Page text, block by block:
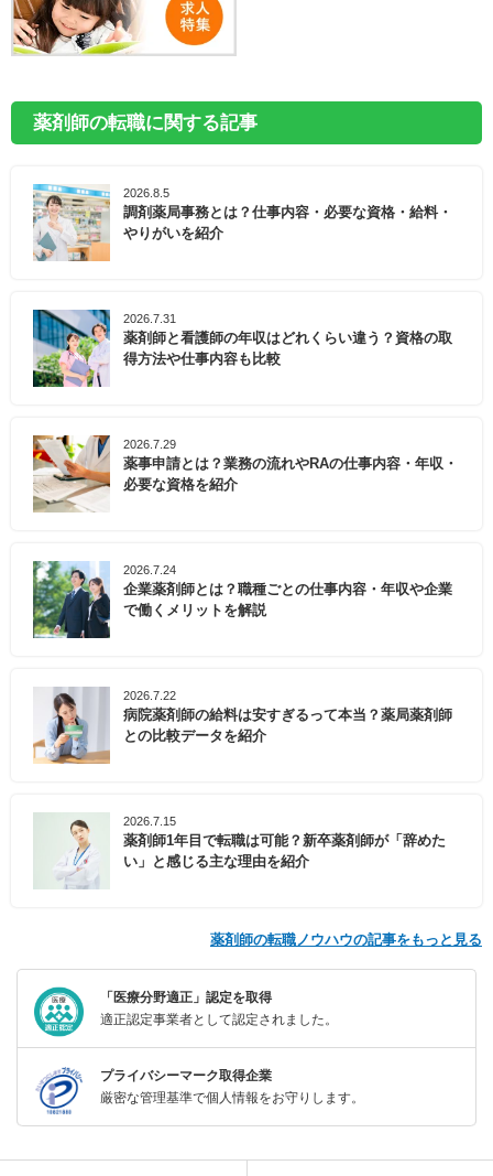
薬剤師の転職に関する記事
2026.8.5
調剤薬局事務とは？仕事内容・必要な資格・給料・
やりがいを紹介
2026.7.31
薬剤師と看護師の年収はどれくらい違う？資格の取
得方法や仕事内容も比較
2026.7.29
薬事申請とは？業務の流れやRAの仕事内容・年収・
必要な資格を紹介
2026.7.24
企業薬剤師とは？職種ごとの仕事内容・年収や企業
で働くメリットを解説
2026.7.22
病院薬剤師の給料は安すぎるって本当？薬局薬剤師
との比較データを紹介
2026.7.15
薬剤師1年目で転職は可能？新卒薬剤師が「辞めた
い」と感じる主な理由を紹介
薬剤師の転職ノウハウの記事をもっと見る
「医療分野適正」認定を取得
適正認定事業者として認定されました。
プライバシーマーク取得企業
厳密な管理基準で個人情報をお守りします。